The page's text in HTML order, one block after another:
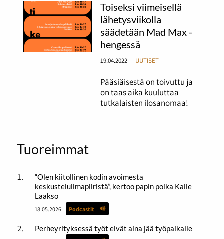
Toiseksi viimeisellä
lähetysviikolla
säädetään Mad Max -
hengessä
19.04.2022 UUTISET
Pääsiäisestä on toivuttu ja
on taas aika kuuluttaa
tutkalaisten ilosanomaa!
Tuoreimmat
“Olen kiitollinen kodin avoimesta
keskusteluilmapiiristä”, kertoo papin poika Kalle
Laakso
18.05.2026 Podcastit
Perheyrityksessä työt eivät aina jää työpaikalle